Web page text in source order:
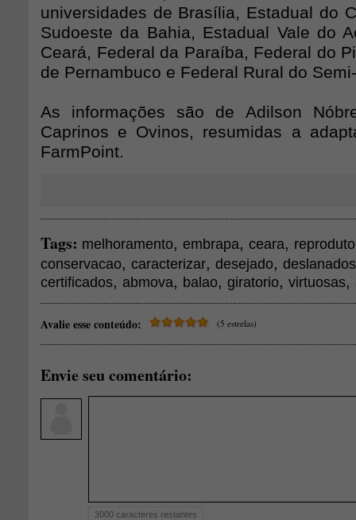
universidades de Brasília, Estadual do
Sudoeste da Bahia, Estadual Vale do
Ceará, Federal da Paraíba, Federal do
de Pernambuco e Federal Rural do
As informações são de Adilson
Caprinos e Ovinos, resumidas a
FarmPoint.
Tags: melhoramento, embrapa, ceara,
conservacao, caracterizar, desejado, deslanados
certificados, abmova, balao, giratorio, virtuosas,
Avalie esse conteúdo: (5 estrelas)
Envie seu comentário:
3000 caracteres restantes